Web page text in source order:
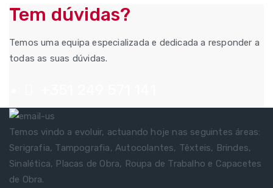
Tem dúvidas?
Temos uma equipa especializada e dedicada a responder a
todas as suas dúvidas.
Temos vindo a evoluir, actuando hoje nas seguintes áreas:
Serigrafia, Tampografia, Autocolantes, Têxteis, Brindes,
Sinalética, Placas de Obra, Roupa de Trabalho e Capacetes
de Obra.